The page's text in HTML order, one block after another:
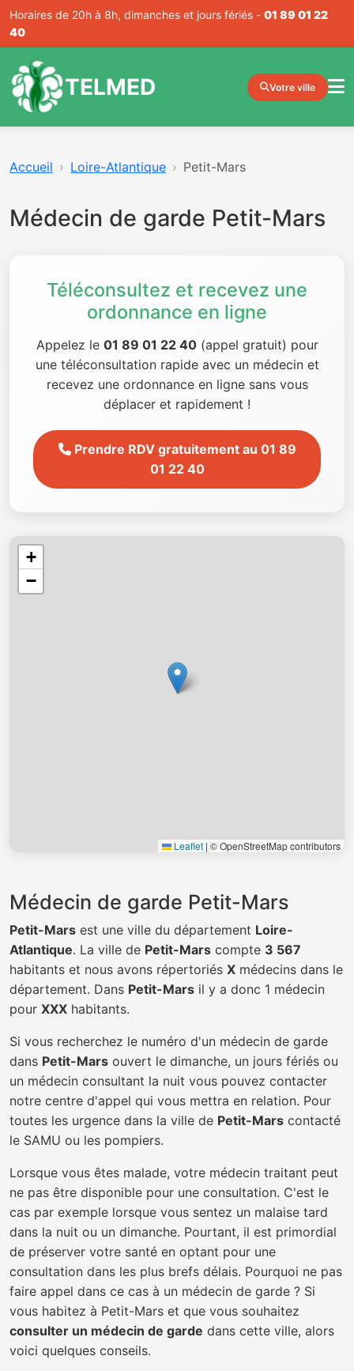
Horaires de 20h à 8h, dimanches et jours fériés - 01 89 01 22
40
TELMED Votre ville
Accueil Loire-Atlantique Petit-Mars
Médecin de garde Petit-Mars
Téléconsultez et recevez une
ordonnance en ligne
Appelez le 01 89 01 22 40(appel gratuit) pour
une téléconsultation rapide avec un médecin et
recevez une ordonnance en ligne sans vous
déplacer et rapidement !
Prendre RDV gratuitement au 01 89
01 22 40
+
−
Leaflet | © OpenStreetMap contributors
Médecin de garde Petit-Mars
Petit-Mars est une ville du département Loire-
Atlantique. La ville de Petit-Mars compte 3 567
habitants et nous avons répertoriés X médecins dans le
département. Dans Petit-Mars il y a donc 1 médecin
pour XXX habitants.
Si vous recherchez le numéro d'un médecin de garde
dans Petit-Mars ouvert le dimanche, un jours fériés ou
un médecin consultant la nuit vous pouvez contacter
notre centre d'appel qui vous mettra en relation. Pour
toutes les urgence dans la ville de Petit-Mars contacté
le SAMU ou les pompiers.
Lorsque vous êtes malade, votre médecin traitant peut
ne pas être disponible pour une consultation. C'est le
cas par exemple lorsque vous sentez un malaise tard
dans la nuit ou un dimanche. Pourtant, il est primordial
de préserver votre santé en optant pour une
consultation dans les plus brefs délais. Pourquoi ne pas
faire appel dans ce cas à un médecin de garde ? Si
vous habitez à Petit-Mars et que vous souhaitez
consulter un médecin de garde dans cette ville, alors
voici quelques conseils.